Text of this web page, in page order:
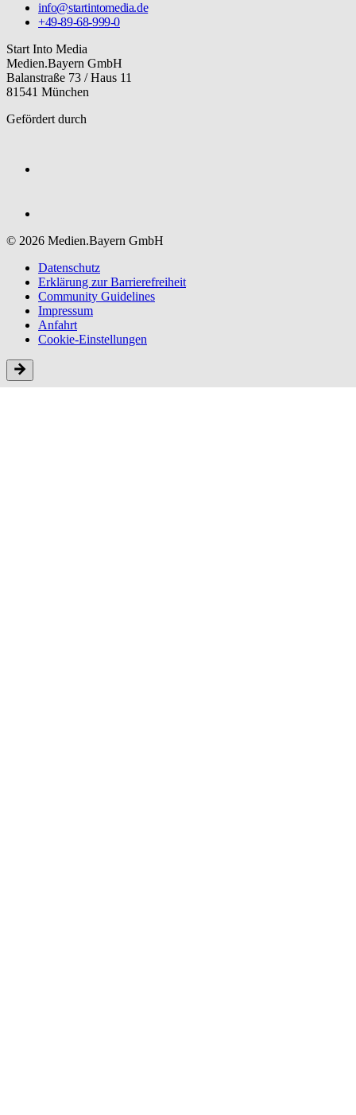
info@startintomedia.de
+49-89-68-999-0
Start Into Media
Medien.Bayern GmbH
Balanstraße 73 / Haus 11
81541 München
Gefördert durch
© 2026 Medien.Bayern GmbH
Datenschutz
Erklärung zur Barriere­freiheit
Community Guidelines
Impressum
Anfahrt
Cookie-Einstellungen